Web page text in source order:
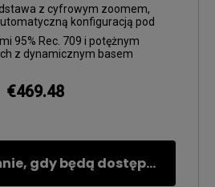
z cyfrowym zoomem,
konfiguracją pod
95% Rec. 709 i potężnym
z dynamicznym basem
€469.48
Powiadom mnie, gdy będą dostępne